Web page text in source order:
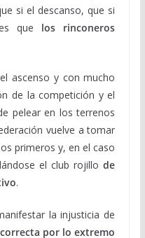
si el descanso, que si
que los rinconeros
ascenso y con mucho
de la competición y el
pelear en los terrenos
vuelve a tomar
primeros y, en el caso
el club rojillode
.
la injusticia de
por lo extremo